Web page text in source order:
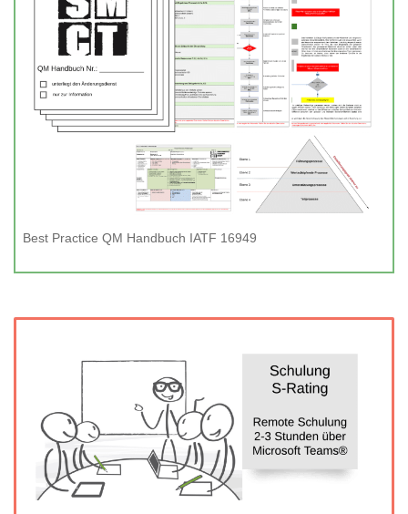
Best Practice QM Handbuch IATF 16949